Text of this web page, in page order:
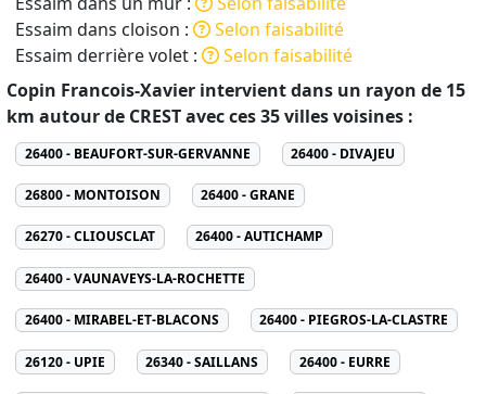
Essaim dans cloison :
Selon faisabilité
Essaim derrière volet :
Selon faisabilité
Copin Francois-Xavier intervient dans un rayon de 15
km autour de CREST avec ces 35 villes voisines :
26400 - BEAUFORT-SUR-GERVANNE 26400 - DIVAJEU
26800 - MONTOISON 26400 - GRANE
26270 - CLIOUSCLAT 26400 - AUTICHAMP
26400 - VAUNAVEYS-LA-ROCHETTE
26400 - MIRABEL-ET-BLACONS 26400 - PIEGROS-LA-CLASTRE
26120 - UPIE 26340 - SAILLANS 26400 - EURRE